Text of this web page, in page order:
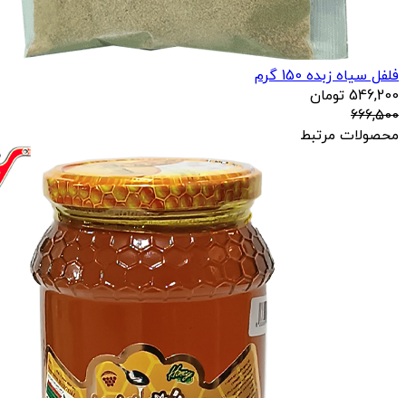
فلفل سیاه زبده 150 گرم
546,200 تومان
666,500
محصولات مرتبط